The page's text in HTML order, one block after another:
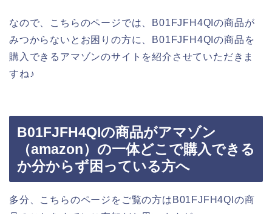
なので、こちらのページでは、B01FJFH4QIの商品が
みつからないとお困りの方に、B01FJFH4QIの商品を
購入できるアマゾンのサイトを紹介させていただきま
すね♪
B01FJFH4QIの商品がアマゾン
（amazon）の一体どこで購入できる
か分からず困っている方へ
多分、こちらのページをご覧の方はB01FJFH4QIの商